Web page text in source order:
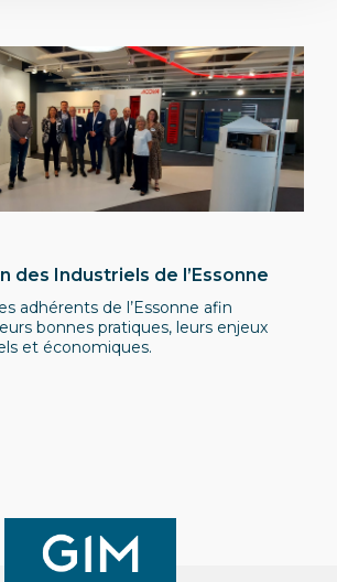
des Industriels de l’Essonne
adhérents de l’Essonne afin
bonnes pratiques, leurs enjeux
et économiques.